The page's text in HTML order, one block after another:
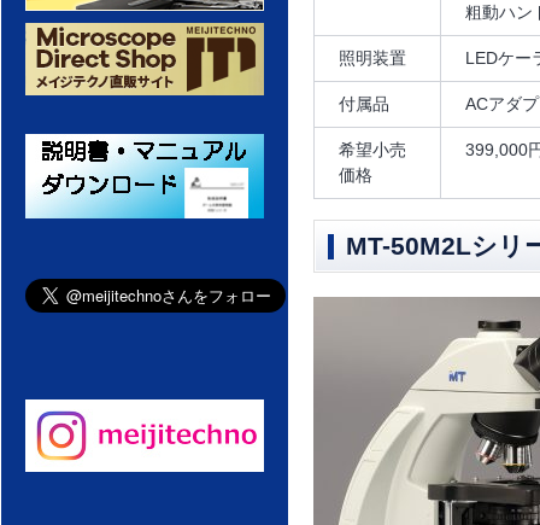
デモ機の貸出 ご相談ください
粗動ハン
照明装置 LEDケー
付属品 ACアダ
希望小売
価格
399,000
MT-50M2Lシ